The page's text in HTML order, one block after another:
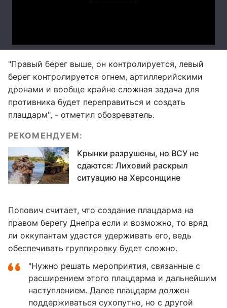
"Правый берег выше, он контролируется, левый
берег контролируется огнем, артиллерийскими
дронами и вообще крайне сложная задача для
противника будет переправиться и создать
плацдарм", - отметил обозреватель.
РЕКОМЕНДУЕМ:
Крынки разрушены, но ВСУ не
сдаются: Лиховий раскрыл
ситуацию на Херсонщине
Попович считает, что создание плацдарма на
правом берегу Днепра если и возможно, то вряд
ли оккупантам удастся удерживать его, ведь
обеспечивать группировку будет сложно.
"Нужно решать мероприятия, связанные с
расширением этого плацдарма и дальнейшим
наступлением. Далее плацдарм должен
поддерживаться сухопутно, но с другой